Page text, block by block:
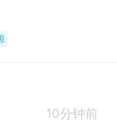
10分钟前